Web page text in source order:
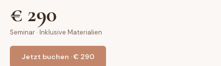
€ 290
Seminar · Inklusive Materialien
Jetzt buchen · € 290